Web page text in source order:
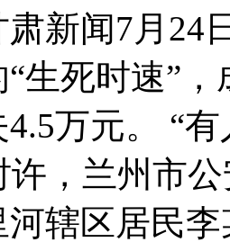
肃新闻7月24
生死时速”
万元。 “
许，兰州市
河辖区居民